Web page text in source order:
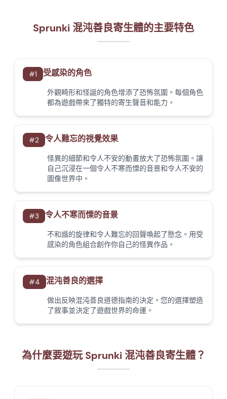
Sprunki 混沌善良寄生體的主要特色
#1 受感染的角色
外觀畸形和怪誕的角色增添了恐怖氛圍。每個角色
都為遊戲帶來了獨特的寄生聲音和能力。
#2 令人難忘的視覺效果
怪異的細節和令人不安的動畫放大了恐怖氛圍。讓
自己沉浸在一個令人不寒而慄的音景和令人不安的
圖像世界中。
#3 令人不寒而慄的音景
不和諧的旋律和令人難忘的回聲喚起了懸念。用受
感染的角色組合創作你自己的怪異作品。
#4 混沌善良的選擇
做出反映混沌善良道德指南的決定。您的選擇塑造
了敘事並決定了遊戲世界的命運。
為什麼要遊玩 Sprunki 混沌善良寄生體？